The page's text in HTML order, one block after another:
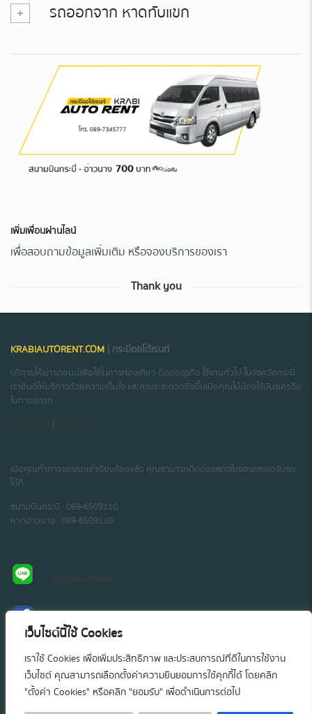
เว็บไซต์นี้ใช้ Cookies
เราใช้ Cookies เพื่อเพิ่มประสิทธิภาพ และประสบการณ์ที่ดีในการใช้งาน
เว็บไซต์ คุณสามารถเลือกตั้งค่าความยินยอมการใช้คุกกี้ได้ โดยคลิก
"ตั้งค่า Cookies" หรือคลิก "ยอมรับ" เพื่อดำเนินการต่อไป
รถออกจาก หาดทับแขก
เพิ่มเพื่อนผ่านไลน์
เพื่อสอบถามข้อมูลเพิ่มเติม หรือจองบริการของเรา
Thank you
KRABIAUTORENT.COM | กระบี่ออโต้เรนท์
บริการให้เช่ารถยนต์เพื่อใช้ในการท่องเที่ยว ติดต่อธุรกิจ ใช้งานทั่วไป ในจังหวัดกระบี่
เรายินดีให้บริการด้วยความเต็มใจ และคุณจะสะดวกยิ่งขึ้นเมื่อคุณไม้ต้องใช้บัตรเครดิต
ในการเช่ารถ
|
เมื่อคุณทำการจองรถเช่าเรียบร้อยแล้ว คุณสามารถติดต่อแสดงใบจองและขอรับรถ
ได้ที่
สนามบินกระบี่ : 089-6509110
หาดอ่าวนาง : 089-6509110
@krabiautorent
@krabiautorent